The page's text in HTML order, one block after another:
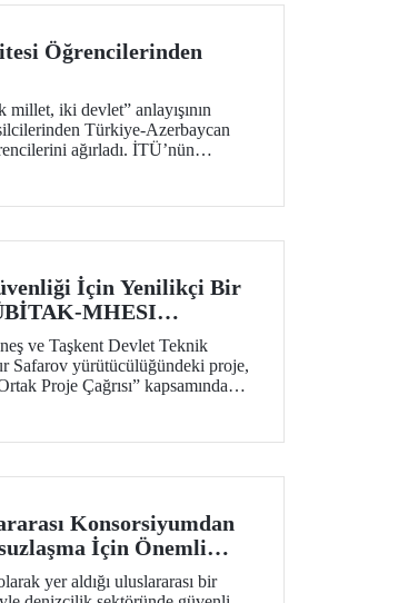
Öğrencilerinden
iki devlet” anlayışının
Türkiye-Azerbaycan
ağırladı. İTÜ’nün
ortak gelecek vizyonuyla pekişti.
İçin Yenilikçi Bir
MHESI
ve Taşkent Devlet Teknik
Safarov yürütücülüğündeki proje,
Proje Çağrısı” kapsamında
Konsorsiyumdan
İçin Önemli
yer aldığı uluslararası bir